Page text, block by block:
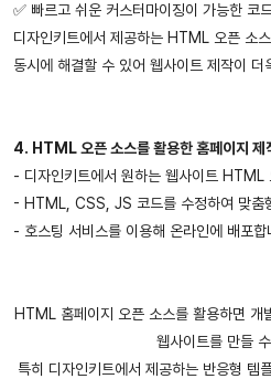
✅ 빠르고 쉬운 커스터마이징이 가능한 코
디자인키트에서 제공하는 HTML 오픈 소
동시에 해결할 수 있어 웹사이트 제작이 더
4. HTML 오픈 소스를 활용한 홈페이지 제
- 디자인키트에서 원하는 웹사이트 HTML
- HTML, CSS, JS 코드를 수정하여 맞춤
- 호스팅 서비스를 이용해 온라인에 배포합
HTML 홈페이지 오픈 소스를 활용하면 개
웹사이트를 만들
특히 디자인키트에서 제공하는 반응형 템